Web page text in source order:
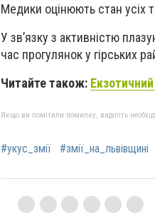
Медики оцінюють стан усіх
У зв’язку з активністю
час прогулянок у гірських
Читайте також:
Якщо ви помітили помилку, виділіть
#укус_змії #змії_на_львівщині